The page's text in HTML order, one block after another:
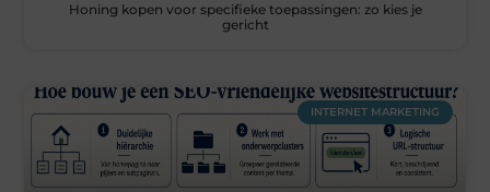
Honing kopen voor specifieke toepassingen: zo kies je
gericht
INTERNET MARKETING